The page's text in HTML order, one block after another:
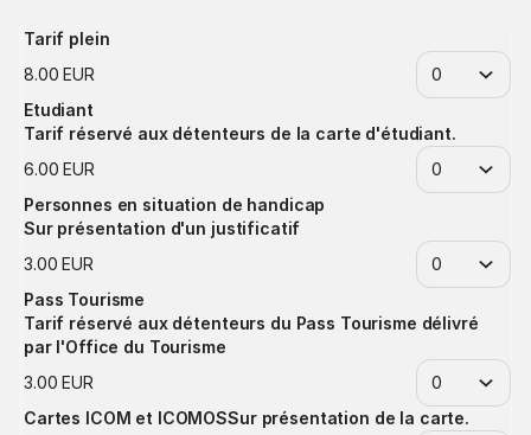
Tarif plein
8.00 EUR
Etudiant
Tarif réservé aux détenteurs de la carte d'étudiant.
6.00 EUR
Personnes en situation de handicap
Sur présentation d'un justificatif
3.00 EUR
Pass Tourisme
Tarif réservé aux détenteurs du Pass Tourisme délivré
par l'Office du Tourisme
3.00 EUR
Cartes ICOM et ICOMOSSur présentation de la carte.